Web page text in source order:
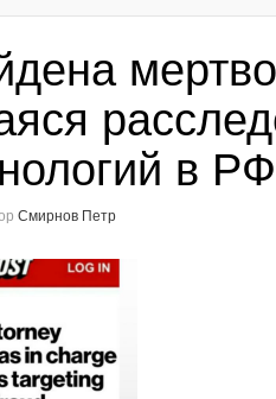
в РФ
Смирнов Петр